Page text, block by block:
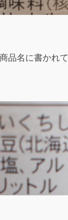
品名に書かれ